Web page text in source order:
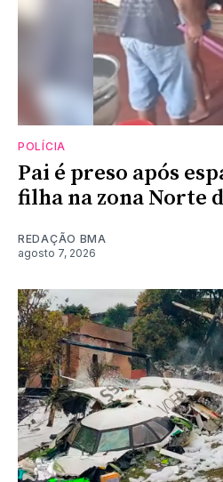
POLÍCIA
Pai é preso após
filha na zona Norte
REDAÇÃO BMA
agosto 7, 2026